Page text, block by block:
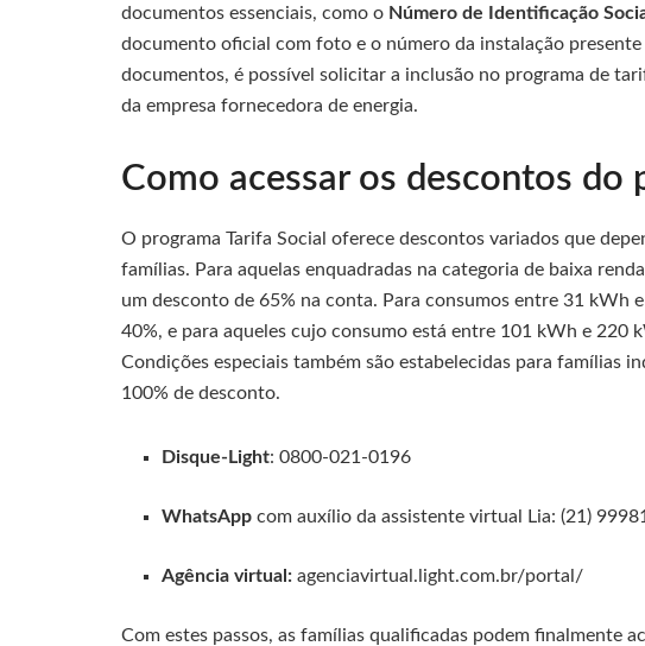
documentos essenciais, como o Número de Identificação
documento oficial com foto e o número da instalação
documentos, é possível solicitar a inclusão no programa de
da empresa fornecedora de energia.
Como acessar os descontos do
O programa Tarifa Social oferece descontos variados que
famílias. Para aquelas enquadradas na categoria de baixa
um desconto de 65% na conta. Para consumos entre 31 kWh
40%, e para aqueles cujo consumo está entre 101 kWh e 220
Condições especiais também são estabelecidas para famílias
100% de desconto.
Disque-Light: 0800-021-0196
WhatsApp com auxílio da assistente virtual Lia: (21)
Agência virtual: agenciavirtual.light.com.br/portal/
Com estes passos, as famílias qualificadas podem finalmente